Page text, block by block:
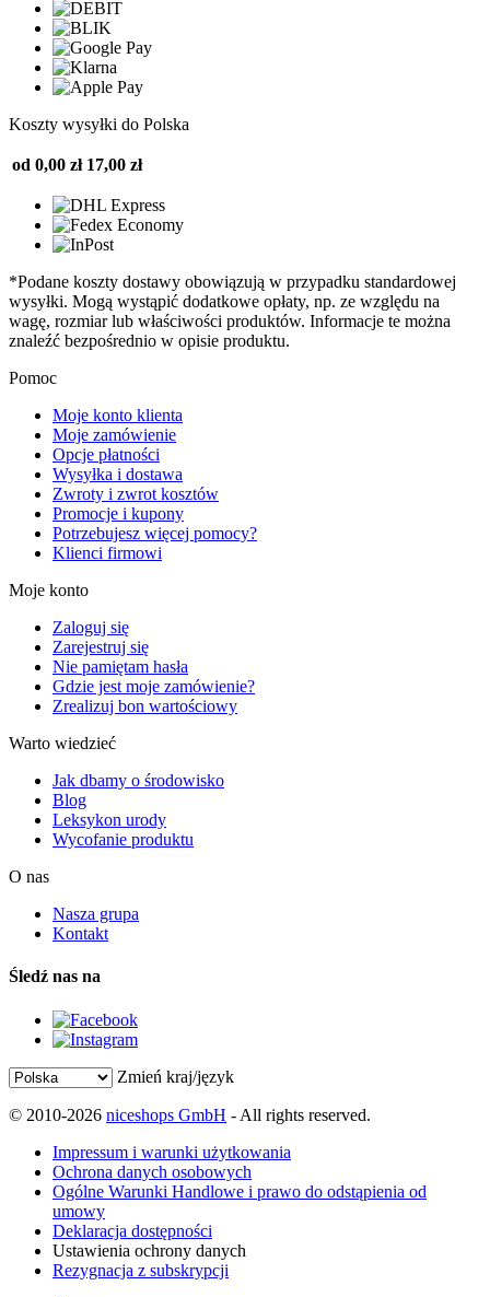
Koszty wysyłki do Polska
od 0,00 zł 17,00 zł
*Podane koszty dostawy obowiązują w przypadku standardowej
wysyłki. Mogą wystąpić dodatkowe opłaty, np. ze względu na
wagę, rozmiar lub właściwości produktów. Informacje te można
znaleźć bezpośrednio w opisie produktu.
Pomoc
Moje konto klienta
Moje zamówienie
Opcje płatności
Wysyłka i dostawa
Zwroty i zwrot kosztów
Promocje i kupony
Potrzebujesz więcej pomocy?
Klienci firmowi
Moje konto
Zaloguj się
Zarejestruj się
Nie pamiętam hasła
Gdzie jest moje zamówienie?
Zrealizuj bon wartościowy
Warto wiedzieć
Jak dbamy o środowisko
Blog
Leksykon urody
Wycofanie produktu
O nas
Nasza grupa
Kontakt
Śledź nas na
Zmień kraj/język
© 2010-2026 niceshops GmbH - All rights reserved.
Impressum i warunki użytkowania
Ochrona danych osobowych
Ogólne Warunki Handlowe i prawo do odstąpienia od
umowy
Deklaracja dostępności
Ustawienia ochrony danych
Rezygnacja z subskrypcji